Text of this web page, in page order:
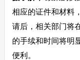
相应的证件和材料
请后，相关部门将
的手续和时间将明
便利。